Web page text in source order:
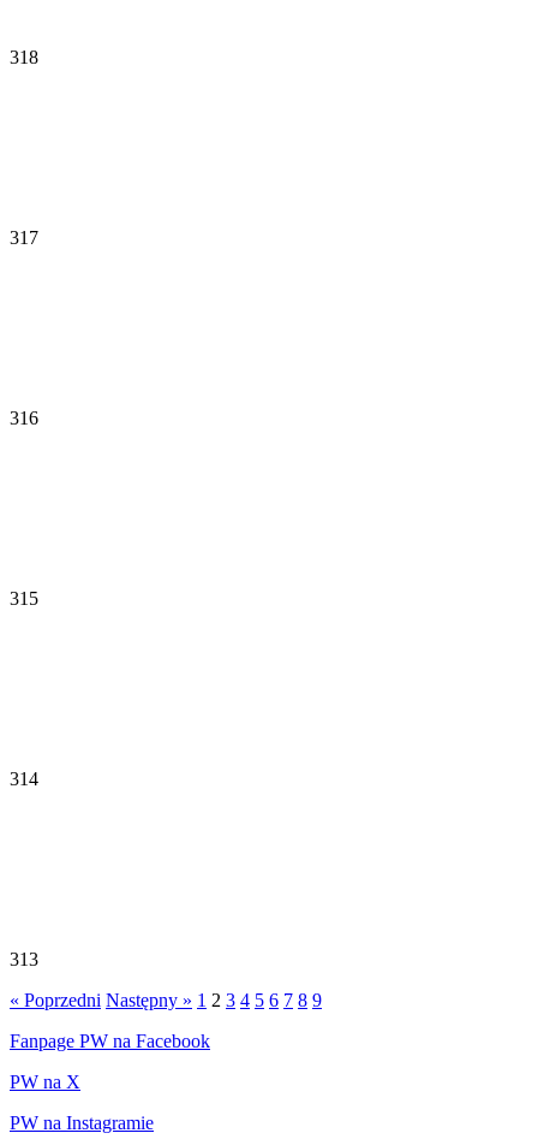
318
317
316
315
314
313
« Poprzedni Następny » 1 2 3 4 5 6 7 8 9
Fanpage PW na Facebook
PW na X
PW na Instagramie